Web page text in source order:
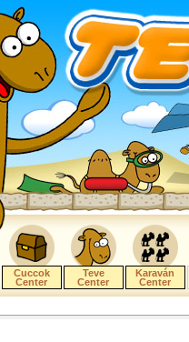
Cuccok
Center
Teve
Center
Karaván
Center